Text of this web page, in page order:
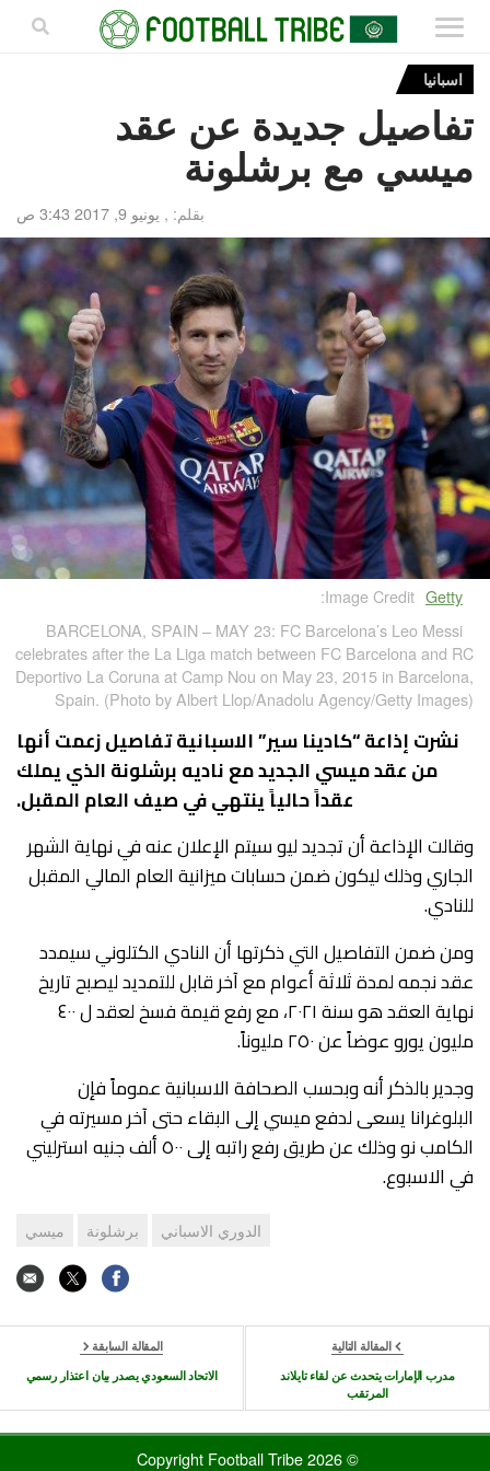
اسبانيا
تفاصيل جديدة عن عقد
ميسي مع برشلونة
بقلم: , يونيو 9, 2017 3:43 ص
Image Credit: Getty
BARCELONA, SPAIN – MAY 23: FC Barcelona’s Leo Messi
celebrates after the La Liga match between FC Barcelona and RC
Deportivo La Coruna at Camp Nou on May 23, 2015 in Barcelona,
Spain. (Photo by Albert Llop/Anadolu Agency/Getty Images)
نشرت إذاعة “كادينا سير” الاسبانية تفاصيل زعمت أنها
من عقد ميسي الجديد مع ناديه برشلونة الذي يملك
عقداً حالياً ينتهي في صيف العام المقبل.
وقالت الإذاعة أن تجديد ليو سيتم الإعلان عنه في نهاية الشهر
الجاري وذلك ليكون ضمن حسابات ميزانية العام المالي المقبل
للنادي.
ومن ضمن التفاصيل التي ذكرتها أن النادي الكتلوني سيمدد
عقد نجمه لمدة ثلاثة أعوام مع آخر قابل للتمديد ليصبح تاريخ
نهاية العقد هو سنة ٢٠٢١، مع رفع قيمة فسخ لعقد ل ٤٠٠
مليون يورو عوضاً عن ٢٥٠ مليوناً.
وجدير بالذكر أنه وبحسب الصحافة الاسبانية عموماً فإن
البلوغرانا يسعى لدفع ميسي إلى البقاء حتى آخر مسيرته في
الكامب نو وذلك عن طريق رفع راتبه إلى ٥٠٠ ألف جنيه استرليني
في الاسبوع.
الدوري الاسباني برشلونة ميسي
المقالة التالية
مدرب الإمارات يتحدث عن لقاء تايلاند
المرتقب
المقالة السابقة
الاتحاد السعودي يصدر بيان اعتذار رسمي
© 2026 Copyright Football Tribe